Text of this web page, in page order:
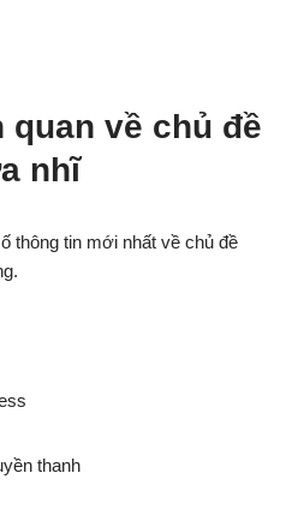
quan về chủ đề
nhĩ
thông tin mới nhất về chủ đề
thanh